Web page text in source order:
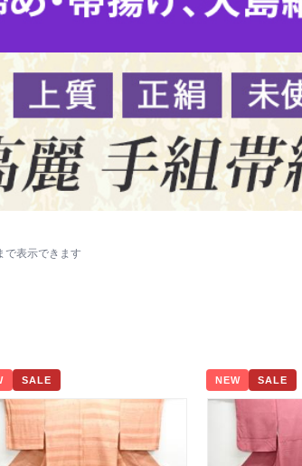
で表示できます
SALE NEW SALE